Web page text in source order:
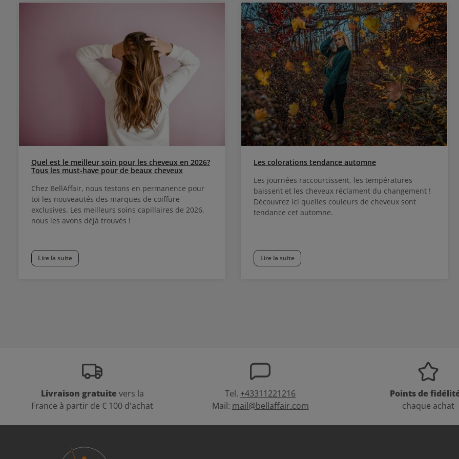
Quel est le meilleur soin pour les cheveux en 2026?
Tous les must-have pour de beaux cheveux
Chez BellAffair, nous testons en permanence pour
toi les nouveautés des marques de coiffure
exclusives. Les meilleurs soins capillaires de 2026,
nous les avons déjà trouvés !
Lire la suite
Les colorations tendance automne
Les journées raccourcissent, les températures
baissent et les cheveux réclament du changement !
Découvrez ici quelles couleurs de cheveux sont
tendance cet automne.
Lire la suite
Livraison gratuite vers la
France à partir de € 100 d'achat
Tel. +43311221216
Mail: mail@bellaffair.com
Points de
chaque achat